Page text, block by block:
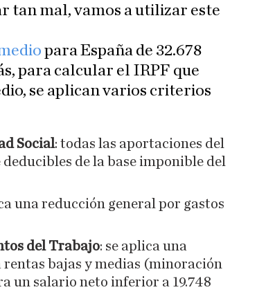
tan mal, vamos a utilizar este
para España de 32.678
para calcular el IRPF que
se aplican varios criterios
Social: todas las aportaciones del
de la base imponible del
una reducción general por gastos
del Trabajo: se aplica una
bajas y medias (minoración
un salario neto inferior a 19.748